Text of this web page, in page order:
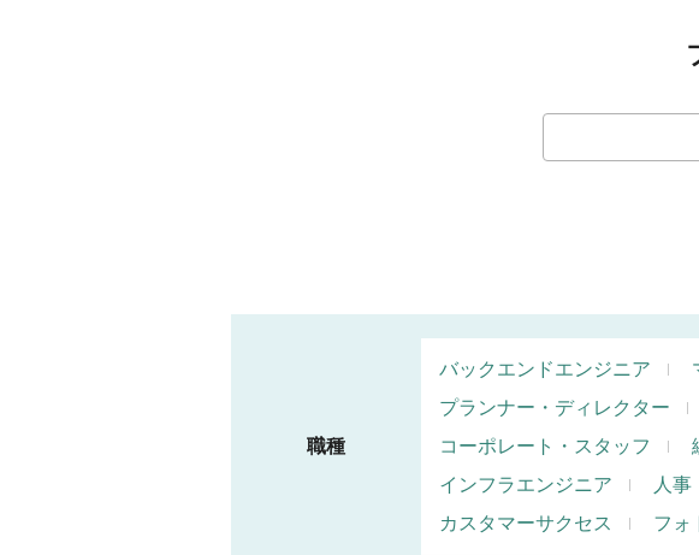
職種
バックエンドエンジニア
プランナー・ディレクター
コーポレート・スタッフ
インフラエンジニア
人事
カスタマーサクセス
フォ